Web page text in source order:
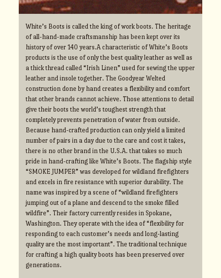
White’s Boots is called the king of work boots. The heritage
of all-hand-made craftsmanship has been kept over its
history of over 140 years.A characteristic of White’s Boots
products is the use of only the best quality leather as well as
a thick thread called “Irish Linen” used for sewing the upper
leather and insole together. The Goodyear Welted
construction done by hand creates a flexibility and comfort
that other brands cannot achieve. Those attentions to detail
give their boots the world’s toughest strength that
completely prevents penetration of water from outside.
Because hand-crafted production can only yield a limited
number of pairs in a day due to the care and cost it takes,
there is no other brand in the U.S.A. that takes so much
pride in hand-crafting like White’s Boots. The flagship style
“SMOKE JUMPER” was developed for wildland firefighters
and excels in fire resistance with superior durability. The
name was inspired by a scene of “wildland firefighters
jumping out of a plane and descend to the smoke filled
wildfire”. Their factory currently resides in Spokane,
Washington. They operate with the idea of “flexibility for
responding to each customer’s needs and long-lasting
quality are the most important”. The traditional technique
for crafting a high quality boots has been preserved over
generations.